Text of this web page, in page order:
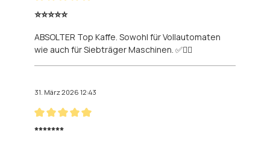
Bewertung mit 5 von 5 Sternen
⭐️⭐️⭐️⭐️⭐️
ABSOLTER Top Kaffe. Sowohl für Vollautomaten
wie auch für Siebträger Maschinen. ✅👍🏻
31. März 2026 12:43
Bewertung mit 5 von 5 Sternen
*******